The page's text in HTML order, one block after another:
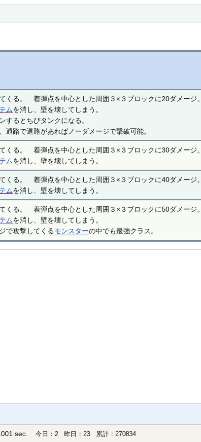
くる。 着弾点を中心とした周囲３×３ブロックに20ダメージ。
ムを消し、壁を壊してしまう。
するとちびタンクになる。
通路で退路があればノーダメージで撃破可能。
くる。 着弾点を中心とした周囲３×３ブロックに30ダメージ。
ムを消し、壁を壊してしまう。
くる。 着弾点を中心とした周囲３×３ブロックに40ダメージ。
ムを消し、壁を壊してしまう。
くる。 着弾点を中心とした周囲３×３ブロックに50ダメージ。
ムを消し、壁を壊してしまう。
で攻撃してくるモンスターの中でも最強クラス。
sec. 今日：2 昨日：23 累計：270834